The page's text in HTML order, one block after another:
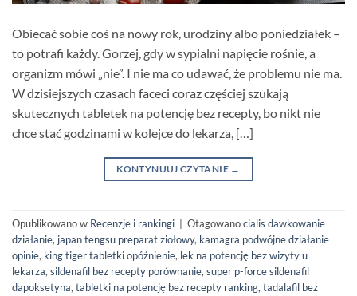
Obiecać sobie coś na nowy rok, urodziny albo poniedziałek –
to potrafi każdy. Gorzej, gdy w sypialni napięcie rośnie, a
organizm mówi „nie”. I nie ma co udawać, że problemu nie ma.
W dzisiejszych czasach faceci coraz częściej szukają
skutecznych tabletek na potencję bez recepty, bo nikt nie
chce stać godzinami w kolejce do lekarza, […]
KONTYNUUJ CZYTANIE →
Opublikowano w Recenzje i rankingi Otagowanocialis dawkowanie
działanie, japan tengsu preparat ziołowy, kamagra podwójne działanie
opinie, king tiger tabletki opóźnienie, lek na potencję bez wizyty u
lekarza,sildenafil bez recepty porównanie,super p-force sildenafil
dapoksetyna,tabletki na potencję bez recepty ranking,tadalafil bez